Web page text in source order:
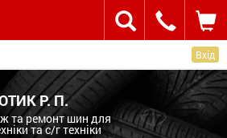
Вхід
Р. П.
та ремонт шин для
та с/г техніки